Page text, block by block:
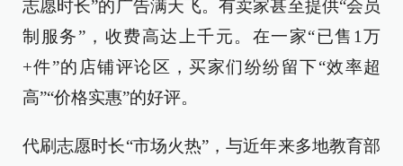
志愿时长”的广告满天飞。有卖家甚至提供“会员
制服务”，收费高达上千元。在一家“已售1万
+件”的店铺评论区，买家们纷纷留下“效率超
高”“价格实惠”的好评。
代刷志愿时长“市场火热”，与近年来多地教育部